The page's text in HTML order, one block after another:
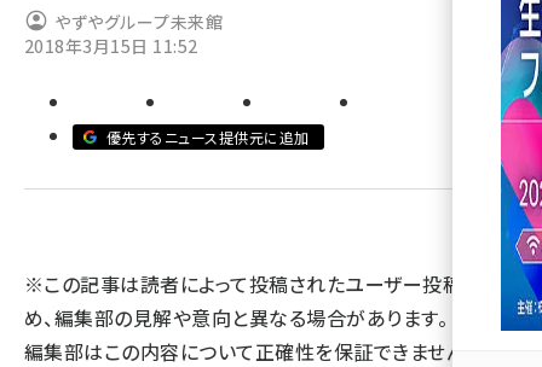
youtube (2434)
note (2312)
セミナー (2307)
z世代 (1622)
meo (1275)
やずやグループ未来館
2018年3月15日 11:52
優先するニュース提供元に追加
※この記事は読者によって投稿されたユーザー投稿のた
め、編集部の見解や意向と異なる場合があります。 また、
編集部はこの内容について正確性を保証できません。